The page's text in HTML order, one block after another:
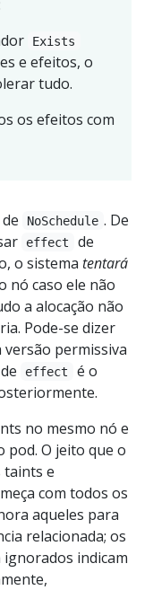
Exists
e efeitos, o
tudo.
os efeitos com
de NoSchedule . De
effect de
o sistema tentará
nó caso ele não
a alocação não
Pode-se dizer
versão permissiva
effect é o
no mesmo nó e
pod. O jeito que o
taints e
com todos os
aqueles para
relacionada; os
indicam